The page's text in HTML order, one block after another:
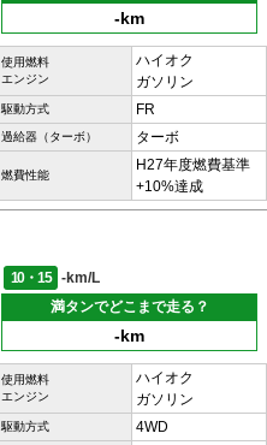
-km
使用燃料
エンジン
ハイオク
ガソリン
駆動方式 FR
過給器（ターボ） ターボ
燃費性能
H27年度燃費基準
+10%達成
10・15
-km/L
満タンでどこまで走る？
-km
使用燃料
エンジン
ハイオク
ガソリン
駆動方式 4WD